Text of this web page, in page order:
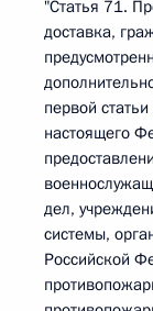
"Статья 71.
доставка,
первой
настоящего
дел,
системы,
Российской